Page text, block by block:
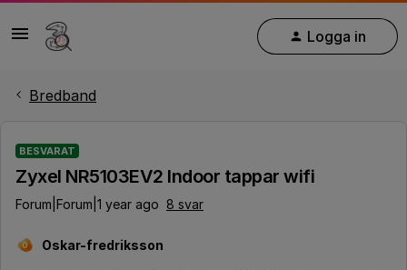
Logga in
Bredband
BESVARAT
Zyxel NR5103EV2 Indoor tappar wifi
Forum|Forum|1 year ago 8 svar
O Oskar-fredriksson